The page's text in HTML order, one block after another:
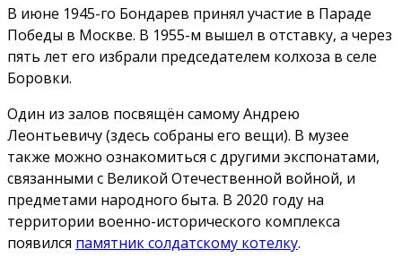
В июне 1945-го Бондарев принял участие в Параде
Победы в Москве. В 1955-м вышел в отставку, а через
пять лет его избрали председателем колхоза в селе
Боровки.
Один из залов посвящён самому Андрею
Леонтьевичу (здесь собраны его вещи). В музее
также можно ознакомиться с другими экспонатами,
связанными с Великой Отечественной войной, и
предметами народного быта. В 2020 году на
территории военно-исторического комплекса
появился памятник солдатскому котелку.